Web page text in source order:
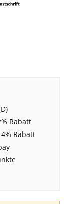
Rabatt
Rabatt